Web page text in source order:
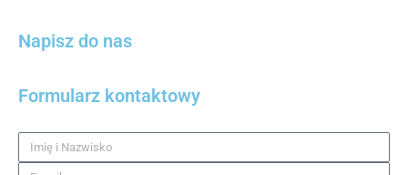
Napisz do nas
Formularz kontaktowy